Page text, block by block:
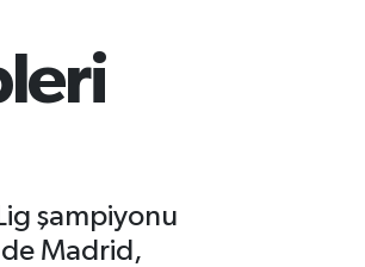
şampiyonu
Madrid,